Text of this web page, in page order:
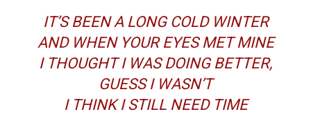
Gjerne en link til en EPK som beskriver prosjektet ditt
Og gjerne linker til din nettside eller en Facebookside hvor
vi kan lese litt mer om deg.
Link til nedlastbare pressebilder. Og coverbilde til platen.
Minst 1024px bredde er fint.
Det er lov å purre oss opp etter en liten stund.
Erfaringsmessig så er det uhyre vanskelig å få hørt og sjekket
IT’S BEEN A LONG COLD WINTER
AND WHEN YOUR EYES MET MINE
I THOUGHT I WAS DOING BETTER,
GUESS I WASN’T
I THINK I STILL NEED TIME